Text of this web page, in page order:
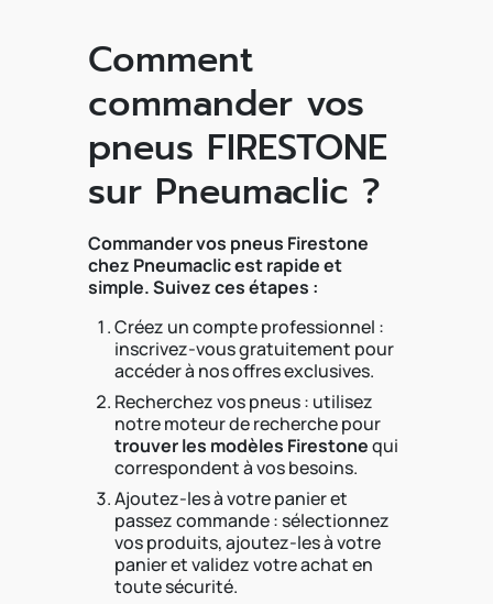
Comment
commander vos
pneus FIRESTONE
sur Pneumaclic ?
Commander vos pneus Firestone
chez Pneumaclic est rapide et
simple. Suivez ces étapes :
Créez un compte professionnel :
inscrivez-vous gratuitement pour
accéder à nos offres exclusives.
Recherchez vos pneus : utilisez
notre moteur de recherche pour
trouver les modèles Firestonequi
correspondent à vos besoins.
Ajoutez-les à votre panier et
passez commande : sélectionnez
vos produits, ajoutez-les à votre
panier et validez votre achat en
toute sécurité.